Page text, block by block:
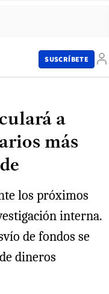
SUSCRÍBETE
a
más
los próximos
interna.
de fondos se
dineros